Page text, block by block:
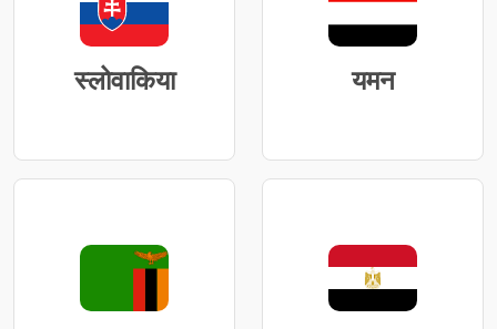
स्लोवाकिया यमन